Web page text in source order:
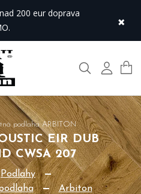
200 eur doprava
×
Hľadať Môj
podlaha ARBITON
EIR DUB
CWSA 207
Podlahy
Arbiton